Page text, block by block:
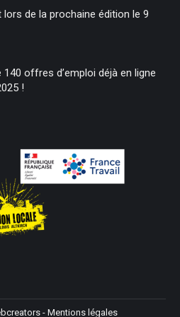
lors de la prochaine édition le 9
offres d’emploi déjà en ligne
!
- Mentions légales